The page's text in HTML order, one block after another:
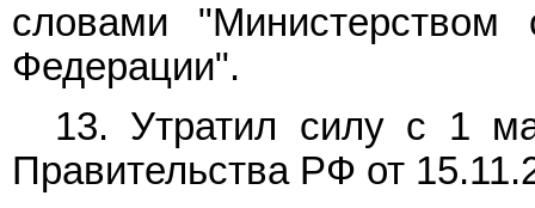
словами "Министерством
Федерации".
13. Утратил силу с 1
Правительства РФ от